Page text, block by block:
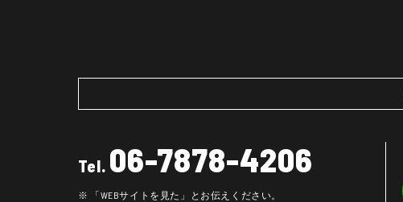
Tel. 06-7878-4206
「WEBサイトを見た」とお伝えください。